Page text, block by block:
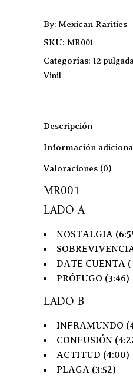
By Mexican Rarities
SKU: MR001
Categorías: 12
Vinil
Descripción
Información
Valoraciones (0)
MR001
LADO A
NOSTALGIA
DATE CUENTA
PRÓFUGO (3:46)
LADO B
INFRAMUNDO
CONFUSIÓN
ACTITUD (4:00)
PLAGA (3:52)